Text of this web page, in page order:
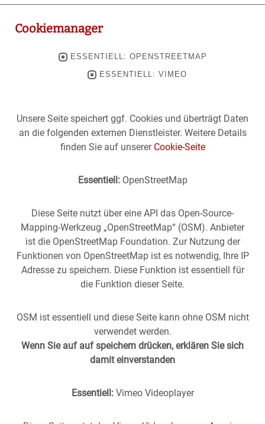
Stuttgart aus derVergangenheitin dieGegenwart
Cookiemanager
ESSENTIELL: OPENSTREETMAP
ESSENTIELL: VIMEO
Unsere Seite speichert ggf. Cookies und überträgt Daten
an die folgenden externen Dienstleister. Weitere Details
finden Sie auf unserer Cookie-Seite
Essentiell:OpenStreetMap
Diese Seite nutzt über eine API das Open-Source-
Mapping-Werkzeug „OpenStreetMap“ (OSM). Anbieter
ist die OpenStreetMap Foundation. Zur Nutzung der
Funktionen von OpenStreetMap ist es notwendig, Ihre IP
Adresse zu speichern. Diese Funktion ist essentiell für
die Funktion dieser Seite.
OSM ist essentiell und diese Seite kann ohne OSM nicht
verwendet werden.
Wenn Sie auf auf speichern drücken, erklären Sie sich
damit einverstanden
Essentiell:Vimeo Videoplayer